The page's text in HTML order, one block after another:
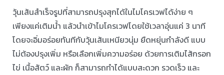
วุ้นเส้นสำเร็จรูปที่สามารถปรุงสุกได้ในไมโครเวฟได้ง่าย ๆ
เพียงแค่เติมน้ำ แล้วนำเข้าไมโครเวฟโดยใช้เวลาอุ่นแค่ 3 นาที
โดยจะอิ่มอร่อยทันทีกับวุ้นเส้นเหนียวนุ่ม ยืดหยุ่นกำลังดี แบบ
ไม่ต้องปรุงเพิ่ม หรือเลือกเพิ่มความอร่อย ด้วยการเติมไส้กรอก
ไข่ เนื้อสัตว์ และผัก ก็สามารถทำได้แบบสะดวก รวดเร็ว และ